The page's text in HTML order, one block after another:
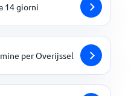
14 giorni
per Overijssel